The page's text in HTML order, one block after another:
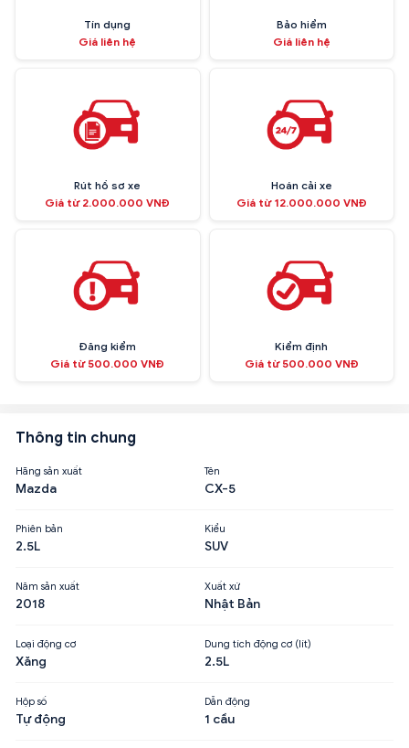
Tín dụng
Giá liên hệ
Bảo hiểm
Giá liên hệ
Rút hồ sơ xe
Giá từ 2.000.000 VNĐ
Hoán cải xe
Giá từ 12.000.000 VNĐ
Đăng kiểm
Giá từ 500.000 VNĐ
Kiểm định
Giá từ 500.000 VNĐ
Thông tin chung
Hãng sản xuất
Mazda
Tên
CX-5
Phiên bản
2.5L
Kiểu
SUV
Năm sản xuất
2018
Xuất xứ
Nhật Bản
Loại động cơ
Xăng
Dung tích động cơ (lít)
2.5L
Hộp số
Tự động
Dẫn động
1 cầu